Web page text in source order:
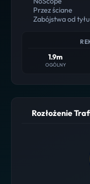
Przez ściane
Zabójstwa od tyłu
1.9m
OGÓLNY
Rozłożenie